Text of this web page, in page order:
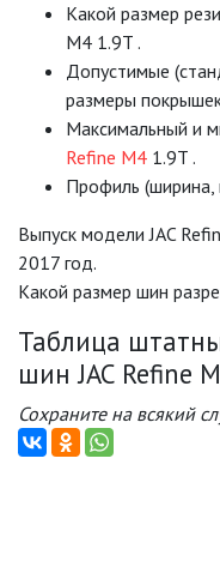
Какой размер
M4 1.9T .
Допустимые
размеры
Mаксимальный и
Refine M4 1.9T .
Профиль
Выпуск модели JAC
2017 год.
Какой размер шин
Таблица
шин JAC Refine
Сохраните на всякий